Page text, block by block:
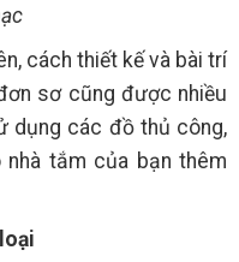
cách thiết kế và bài trí
sơ cũng được nhiều
dụng các đồ thủ công,
tắm của bạn thêm